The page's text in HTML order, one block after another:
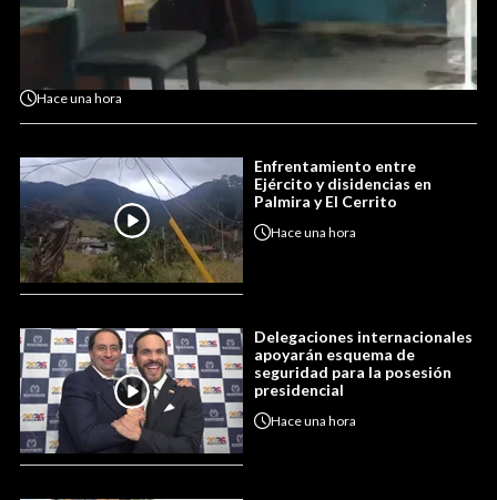
Haceuna hora
Enfrentamiento entre
Ejército y disidencias en
Palmira y El Cerrito
Haceuna hora
Delegaciones internacionales
apoyarán esquema de
seguridad para la posesión
presidencial
Haceuna hora